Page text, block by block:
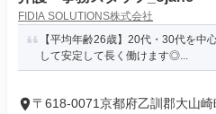
FIDIA SOLUTIONS株式会社
【平均年齢26歳】20代・30代を中
して安定して長く働けます◎...
〒618-0071京都府乙訓郡大山